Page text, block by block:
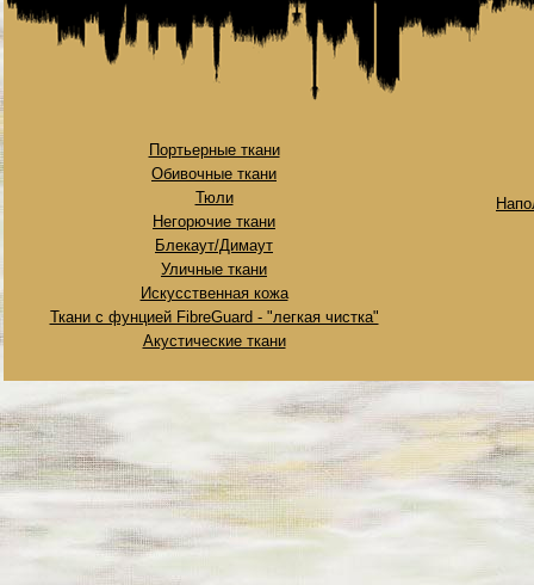
Портьерные ткани
Обивочные ткани
Тюли
Негорючие ткани
Блекаут/Димаут
Уличные ткани
Искусственная кожа
Ткани с фунцией FibreGuard - "легкая чистка"
Акустические ткани